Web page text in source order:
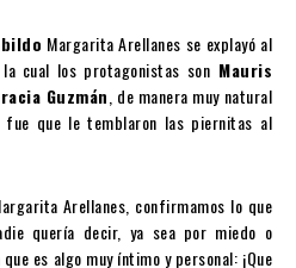
Margarita Arellanes se explayó al
cual los protagonistas son Mauris
Guzmán , de manera muy natural
fue que le temblaron las piernitas al
Arellanes, confirmamos lo que
quería decir, ya sea por miedo o
es algo muy íntimo y personal: ¡Que